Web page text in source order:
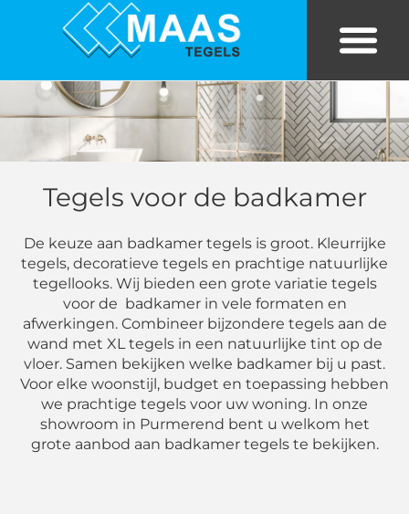
Tegels voor de badkamer
De keuze aan badkamer tegels is groot. Kleurrijke
tegels, decoratieve tegels en prachtige natuurlijke
tegellooks. Wij bieden een grote variatie tegels
voor de badkamer in vele formaten en
afwerkingen. Combineer bijzondere tegels aan de
wand met XL tegels in een natuurlijke tint op de
vloer. Samen bekijken welke badkamer bij u past.
Voor elke woonstijl, budget en toepassing hebben
we prachtige tegels voor uw woning. In onze
showroom in Purmerend bent u welkom het
grote aanbod aan badkamer tegels te bekijken.